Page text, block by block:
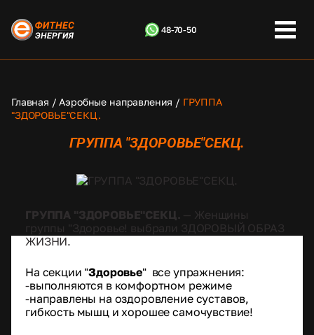
48-70-50
Главная / Аэробные направления / ГРУППА
"ЗДОРОВЬЕ"СЕКЦ.
ГРУППА "ЗДОРОВЬЕ"СЕКЦ.
ГРУППА "ЗДОРОВЬЕ"СЕКЦ. — Женщины
группы "Здоровье! выбрали ЗДОРОВЫЙ ОБРАЗ
ЖИЗНИ.
На секции "Здоровье" все упражнения:
-выполняются в комфортном режиме
-направлены на оздоровление суставов,
гибкость мышц и хорошее самочувствие!